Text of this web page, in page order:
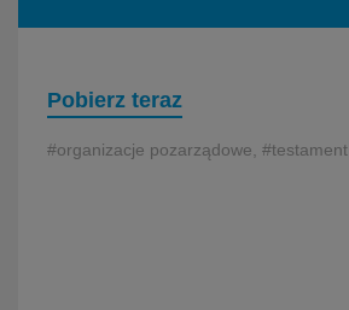
Pobierz teraz
#organizacje pozarządowe, #testament